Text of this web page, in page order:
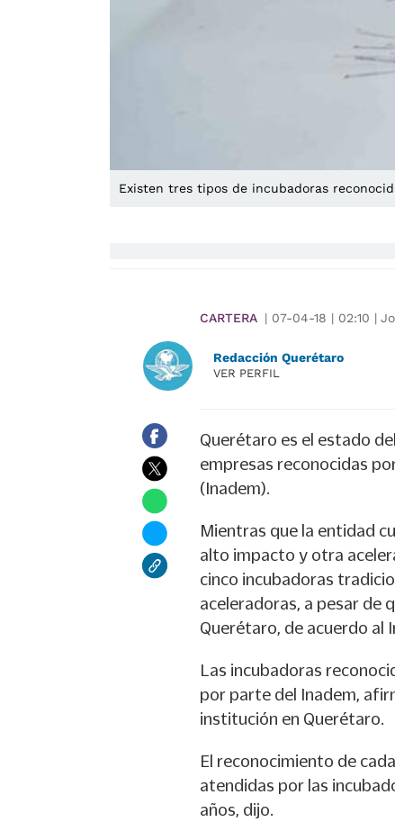
Existen tres tipos de incubadoras
CARTERA | 07-04-18 | 02:10 |
Redacción Querétaro
VER PERFIL
Querétaro es el estado
empresas reconocidas
(Inadem).
Mientras que la entidad
alto impacto y otra
cinco incubadoras
aceleradoras, a pesar de
Querétaro, de acuerdo al
Las incubadoras
por parte del Inadem,
institución en Querétaro.
El reconocimiento de
atendidas por las
años, dijo.